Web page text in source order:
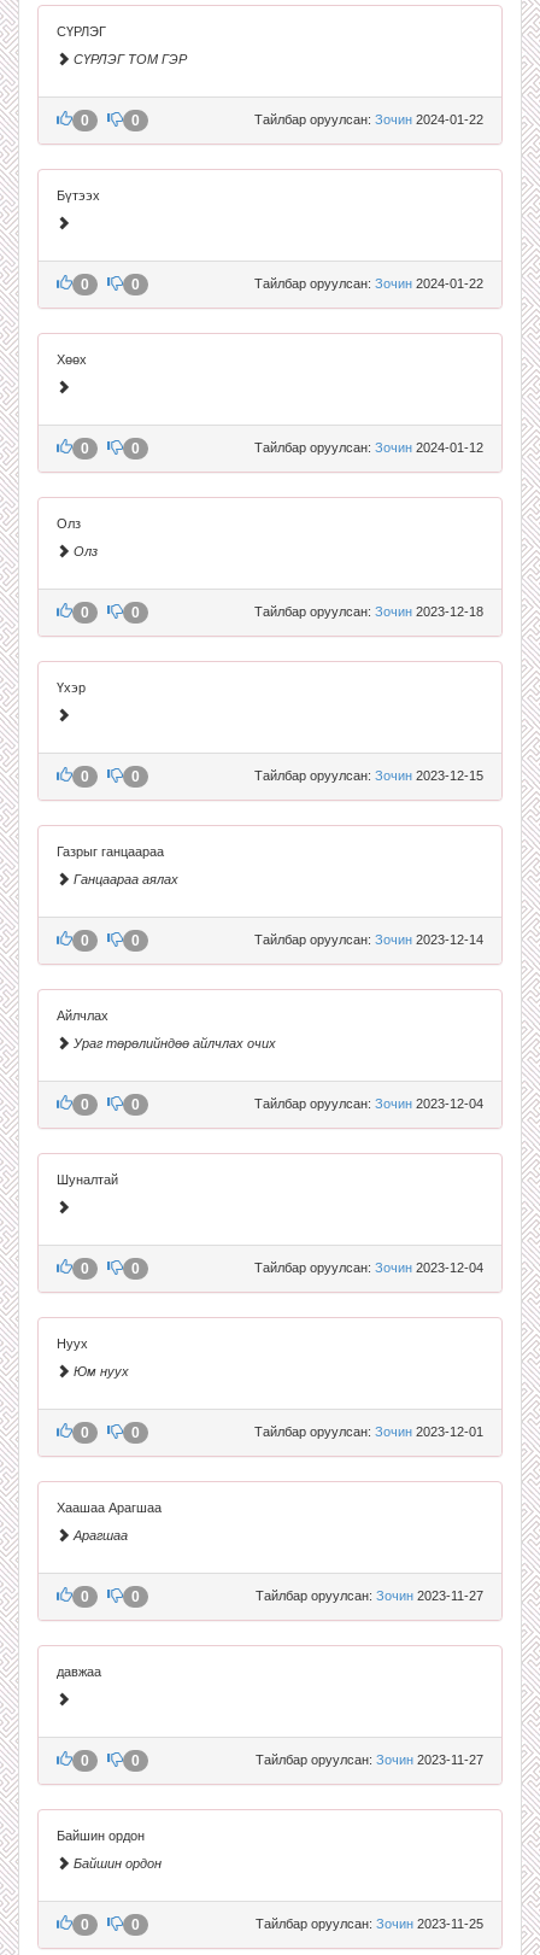
СҮРЛЭГ
СҮРЛЭГ ТОМ ГЭР
Тайлбар оруулсан: Зочин 2024-01-22
0 0
Бүтээх
Тайлбар оруулсан: Зочин 2024-01-22
0 0
Хөөх
Тайлбар оруулсан: Зочин 2024-01-12
0 0
Олз
Олз
Тайлбар оруулсан: Зочин 2023-12-18
0 0
Үхэр
Тайлбар оруулсан: Зочин 2023-12-15
0 0
Газрыг ганцаараа
Ганцаараа аялах
Тайлбар оруулсан: Зочин 2023-12-14
0 0
Айлчлах
Ураг төрөлийндөө айлчлах очих
Тайлбар оруулсан: Зочин 2023-12-04
0 0
Шуналтай
Тайлбар оруулсан: Зочин 2023-12-04
0 0
Нуух
Юм нуух
Тайлбар оруулсан: Зочин 2023-12-01
0 0
Хаашаа Арагшаа
Арагшаа
Тайлбар оруулсан: Зочин 2023-11-27
0 0
давжаа
Тайлбар оруулсан: Зочин 2023-11-27
0 0
Байшин ордон
Байшин ордон
Тайлбар оруулсан: Зочин 2023-11-25
0 0